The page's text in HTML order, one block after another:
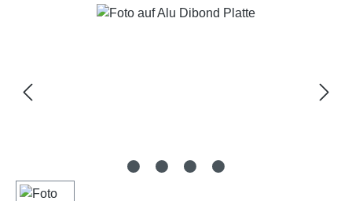
Bildergalerie überspringen